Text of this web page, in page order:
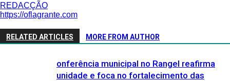
REDACÇÃO
https://oflagrante.com
RELATED ARTICLES MORE FROM AUTHOR
onferência municipal no Rangel reafirma
unidade e foca no fortalecimento das